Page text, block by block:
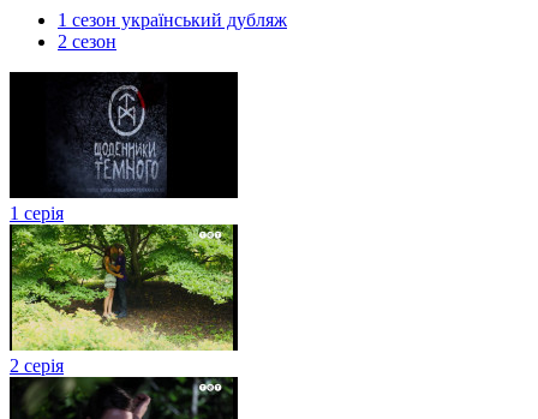
1 сезон український дубляж
2 сезон
1 серія
2 серія